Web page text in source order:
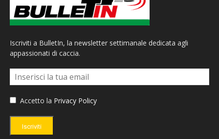
Iscriviti a BulletIn, la newsletter settimanale dedicata agli
appassionati di caccia.
Accetto la Privacy Policy
Iscriviti